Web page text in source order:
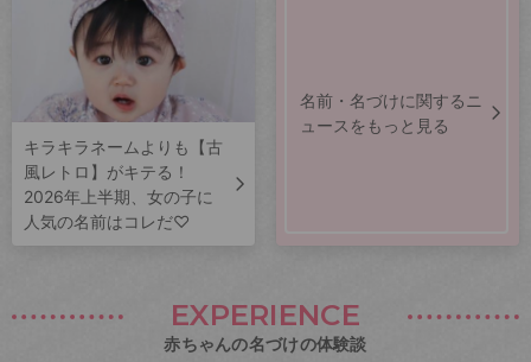
キラキラネームよりも【古
風レトロ】がキテる！
2026年上半期、女の子に
人気の名前はコレだ♡
名前・名づけに関するニ
ュースをもっと見る
EXPERIENCE
赤ちゃんの名づけの体験談